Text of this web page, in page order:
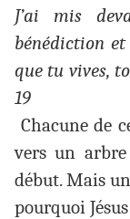
J’ai mis
bénédiction
que tu vives,
19
Chacune de
vers un
début. Mais
pourquoi